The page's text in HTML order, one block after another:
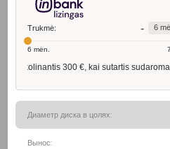
Диаметр диска в цолях:
Вынос: